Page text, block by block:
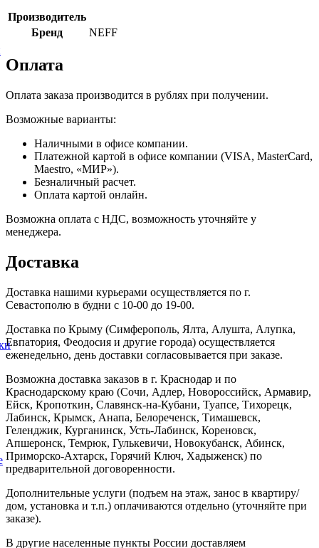
Производитель
Бренд
NEFF
Оплата
Оплата заказа производится в рублях при получении.
Возможные варианты:
Наличными в офисе компании.
Платежной картой в офисе компании (VISA, MasterCard,
Maestro, «МИР»).
Безналичный расчет.
Оплата картой онлайн.
Возможна оплата с НДС, возможность уточняйте у
менеджера.
Доставка
Доставка нашими курьерами осуществляется по г.
Севастополю в будни с 10-00 до 19-00.
Доставка по Крыму (Симферополь, Ялта, Алушта, Алупка,
Евпатория, Феодосия и другие города) осуществляется
еженедельно, день доставки согласовывается при заказе.
Возможна доставка заказов в г. Краснодар и по
Краснодарскому краю (Сочи, Адлер, Новороссийск, Армавир,
Ейск, Кропоткин, Славянск-на-Кубани, Туапсе, Тихорецк,
Лабинск, Крымск, Анапа, Белореченск, Тимашевск,
Геленджик, Курганинск, Усть-Лабинск, Кореновск,
Апшеронск, Темрюк, Гулькевичи, Новокубанск, Абинск,
Приморско-Ахтарск, Горячий Ключ, Хадыженск) по
предварительной договоренности.
Дополнительные услуги (подъем на этаж, занос в квартиру/
дом, установка и т.п.) оплачиваются отдельно (уточняйте при
заказе).
В другие населенные пункты России доставляем